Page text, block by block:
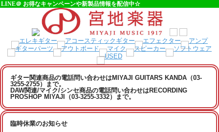
LINE＠ お得なキャンペーンや新製品情報を配信中☆
ギター関連商品の電話問い合わせはMIYAJI GUITARS KANDA（03-
3255-2755）まで。
DAW関連/マイク/シンセ商品の電話問い合わせはRECORDING
PROSHOP MIYAJI（03-3255-3332）まで。
臨時休業のお知らせ